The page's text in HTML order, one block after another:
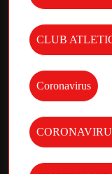
CLUB
Coronavirus